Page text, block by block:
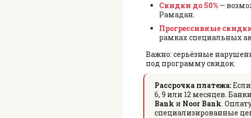
Скидки до 50%—
Рамадан.
Прогрессивные
рамках специальных
Важно: серьёзные
под программу скидок.
Рассрочка платежа:Если
6, 9 или 12 месяцев.
Bank и Noor Bank.
специализированные